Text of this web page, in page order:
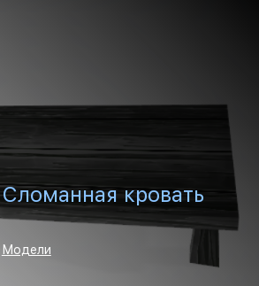
Сломанная кровать
Модели